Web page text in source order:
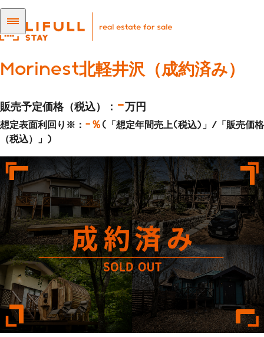
Morinest北軽井沢（成約済み）
販売予定価格（税込）： -万円
想定表面利回り※： -％ (「想定年間売上(税込)」/「販売価格
（税込）」)